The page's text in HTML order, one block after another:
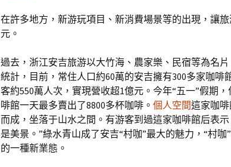
在許多地方，新游玩項目、新消費場景等的出現，讓
元。
過去，浙江安吉旅游以大竹海、農家樂、民宿等為名
統計，目前，常住人口約60萬的安吉擁有300多家咖啡
客約550萬人次，實現營收超1億元。今年“五一”假期
啡館一天最多賣出了8800多杯咖啡。 個人空間這家咖
而成，坐落于山水之間。有游客到過這家咖啡館后表
是美景。”綠水青山成了安吉“村咖”最大的魅力，“村
的一種新業態。